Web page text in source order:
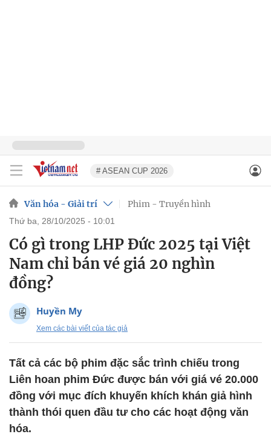
# ASEAN CUP 2026
Văn hóa - Giải trí Phim - Truyền hình
thứ ba, 28/10/2025 - 10:01
Có gì trong LHP Đức 2025 tại Việt
Nam chỉ bán vé giá 20 nghìn
đồng?
Huyền My
Xem các bài viết của tác giả
Tất cả các bộ phim đặc sắc trình chiếu trong
Liên hoan phim Đức được bán với giá vé 20.000
đồng với mục đích khuyến khích khán giả hình
thành thói quen đầu tư cho các hoạt động văn
hóa.